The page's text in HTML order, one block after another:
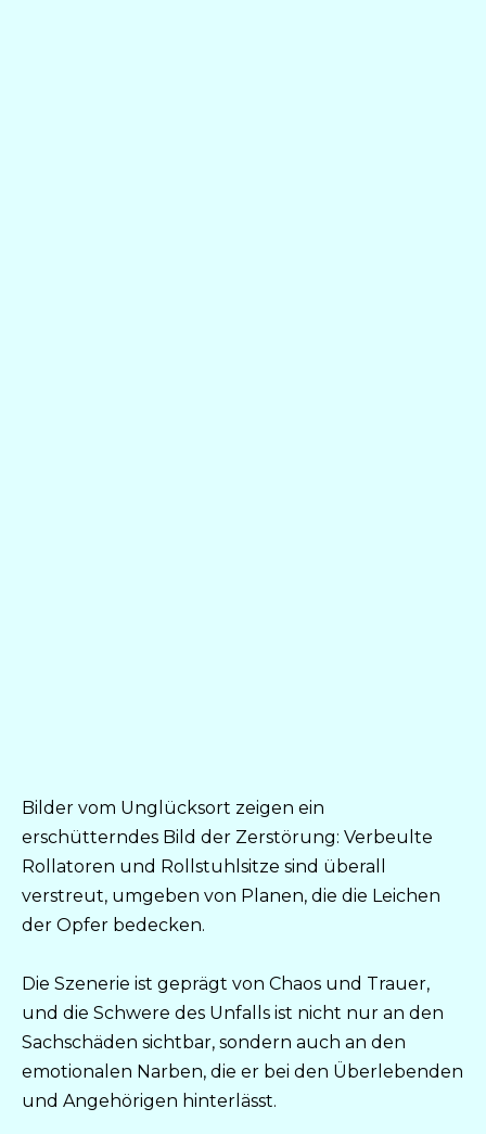
Bilder vom Unglücksort zeigen ein
erschütterndes Bild der Zerstörung: Verbeulte
Rollatoren und Rollstuhlsitze sind überall
verstreut, umgeben von Planen, die die Leichen
der Opfer bedecken.
Die Szenerie ist geprägt von Chaos und Trauer,
und die Schwere des Unfalls ist nicht nur an den
Sachschäden sichtbar, sondern auch an den
emotionalen Narben, die er bei den Überlebenden
und Angehörigen hinterlässt.